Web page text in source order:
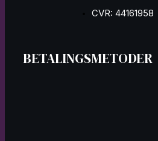
CVR: 44161958
BETALINGSMETODER